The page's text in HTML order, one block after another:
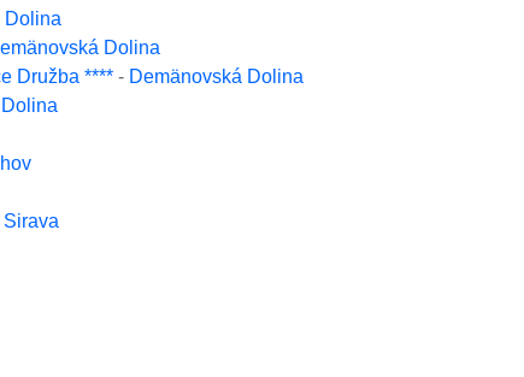
Dolina
Dolina
Družba **** - Demänovská Dolina